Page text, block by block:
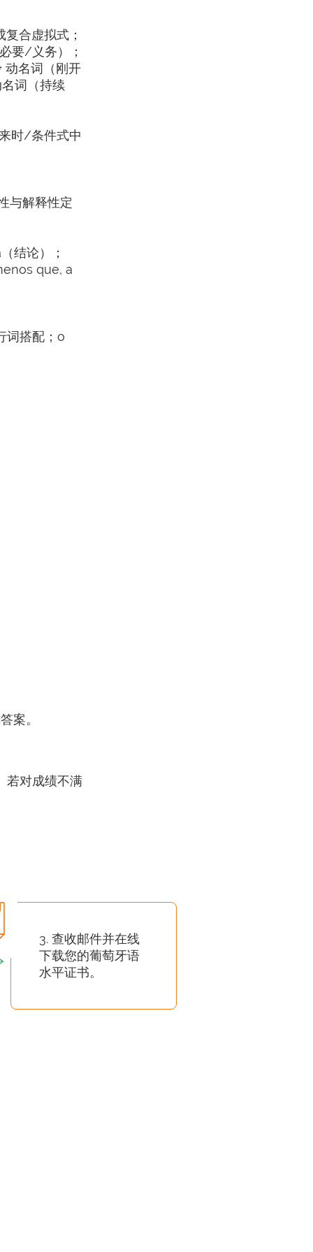
合虚拟式；
要/义务）；
动名词（刚开
词（持续
时/条件式中
与解释性定
结论）；
que, a
词搭配；o
案。
若对成绩不满
3. 查收邮件并在线
下载您的葡萄牙语
水平证书。